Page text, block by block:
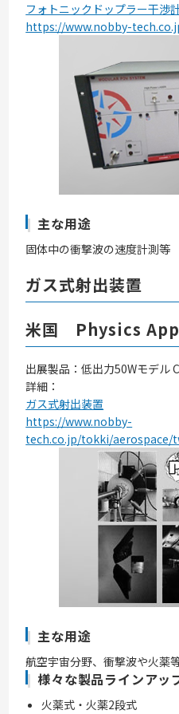
フォトニックドップラー干渉
https://www.nobby-
主な用途
固体中の衝撃波の速度計測等
ガス式射出装置
米国 Physics
出展製品：低出力50Wモデル
詳細：
ガス式射出装置
https://www.nobby-
tech.co.jp/tokki/aerospace/
主な用途
航空宇宙分野、衝撃波や火薬
様々な製品ラインアッ
火薬式・火薬2段式